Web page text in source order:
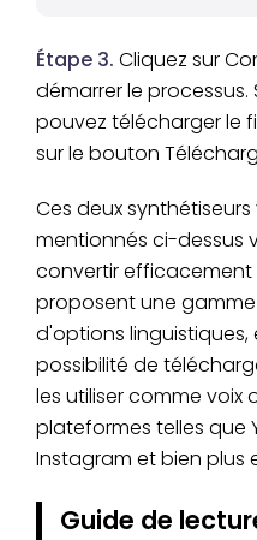
Étape 3. Cliquez sur
démarrer le processus.
pouvez télécharger le
sur le bouton
Ces deux
mentionnés ci-dessus
convertir efficacement
proposent une
d'options
possibilité de
les utiliser comme voix
plateformes telles que
Instagram et bien plus
Guide de